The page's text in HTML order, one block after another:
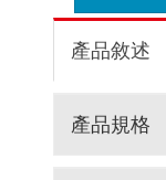
產品敘述
產品規格